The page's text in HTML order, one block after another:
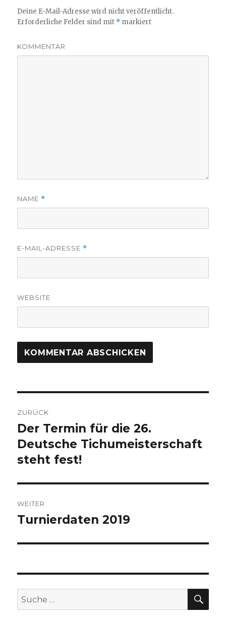
Deine E-Mail-Adresse wird nicht veröffentlicht.
Erforderliche Felder sind mit * markiert
KOMMENTAR
NAME *
E-MAIL-ADRESSE *
WEBSITE
ZURÜCK
Vorheriger
Beitrag:
Der Termin für die 26.
Deutsche Tichumeisterschaft
steht fest!
WEITER
Nächster
Turnierdaten 2019
Suche
nach: